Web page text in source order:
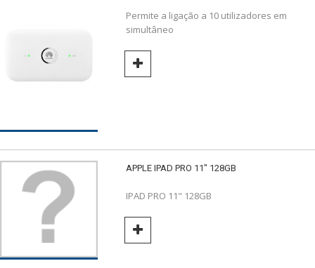
Permite a ligação a 10 utilizadores em
simultâneo
APPLE IPAD PRO 11" 128GB
IPAD PRO 11" 128GB